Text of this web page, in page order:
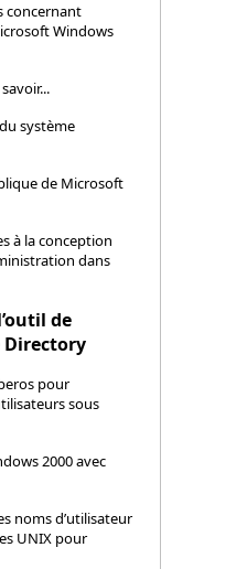
concernant
Windows
système
de Microsoft
à la conception
dans
de
pour
sous
2000 avec
noms d’utilisateur
UNIX pour